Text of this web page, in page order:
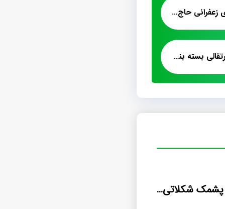
قیمت پشمک لقمه ای زعفرانی حاج عبدالله
خرید انواع پشمک پرتقالی بسته بندی
خرید اینترنتی پشمک شکلاتی اسکار